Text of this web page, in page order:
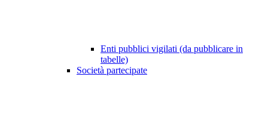
Enti pubblici vigilati (da pubblicare in
tabelle)
Società partecipate